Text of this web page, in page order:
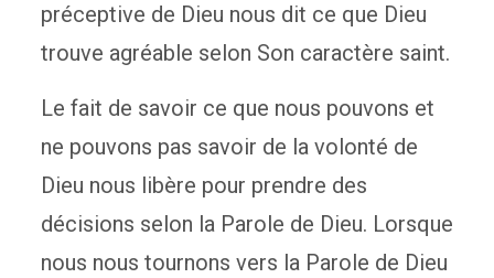
préceptive de Dieu nous dit ce que Dieu
trouve agréable selon Son caractère saint.
Le fait de savoir ce que nous pouvons et
ne pouvons pas savoir de la volonté de
Dieu nous libère pour prendre des
décisions selon la Parole de Dieu. Lorsque
nous nous tournons vers la Parole de Dieu